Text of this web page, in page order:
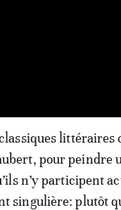
littéraires
pour peindre
n’y participent
singulière: plutôt